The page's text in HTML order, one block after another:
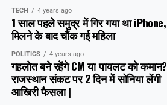
TECH 4 years ago
1 साल पहले समुद्र में गिर गया था iPhone,
मिलने के बाद चौंक गई महिला
POLITICS 4 years ago
गहलोत बने रहेंगे CM या पायलट को कमान?
राजस्थान संकट पर 2 दिन में सोनिया लेंगी
आखिरी फैसला |